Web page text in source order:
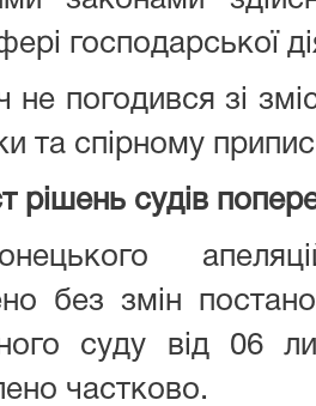
господарської
не погодився зі
та спірному
рішень судів
без змін
суду від 06
частково.